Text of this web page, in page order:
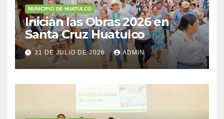
MUNICIPIO DE HUATULCO
Inician las Obras 2026 en
Santa Cruz Huatulco
31 DE JULIO DE 2026 ADMIN